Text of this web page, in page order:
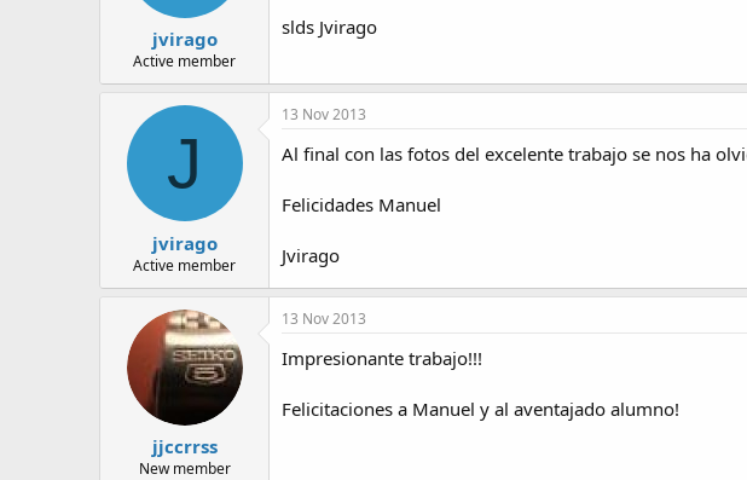
jvirago
Active member
slds Jvirago
J
jvirago
Active member
13 Nov 2013
Al final con las fotos del excelente trabajo se nos ha
Felicidades Manuel
Jvirago
jjccrrss
New member
13 Nov 2013
Impresionante trabajo!!!
Felicitaciones a Manuel y al aventajado alumno!